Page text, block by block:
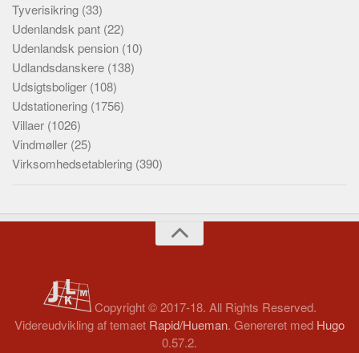
Tyverisikring (33)
Udenlandsk pant (22)
Udenlandsk pension (10)
Udlandsdanskere (138)
Udsigtsboliger (108)
Udstationering (1756)
Villaer (1026)
Vindmøller (25)
Virksomhedsetablering (390)
Copyright © 2017-18. All Rights Reserved.
Videreudvikling af temaet Rapid/Hueman. Genereret med Hugo
0.57.2.